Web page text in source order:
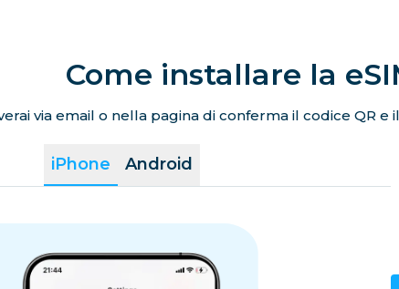
Come installare la
via email o nella pagina di conferma il codice QR
iPhone Android